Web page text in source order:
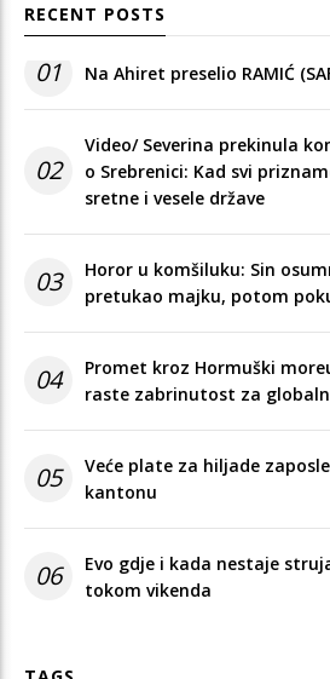
RECENT POSTS
01 Na Ahiret preselio RAMIĆ
02
Video/ Severina prekinula
o Srebrenici: Kad svi
sretne i vesele države
03
Horor u komšiluku: Sin
pretukao majku, potom
04
Promet kroz Hormuški
raste zabrinutost za
05
Veće plate za hiljade
kantonu
06
Evo gdje i kada nestaje
tokom vikenda